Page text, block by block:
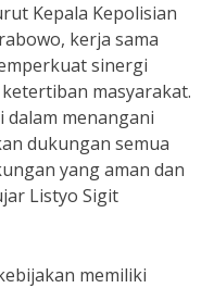
Kepala Kepolisian
kerja sama
sinergi
masyarakat.
dalam menangani
dukungan semua
yang aman dan
Listyo Sigit
memiliki